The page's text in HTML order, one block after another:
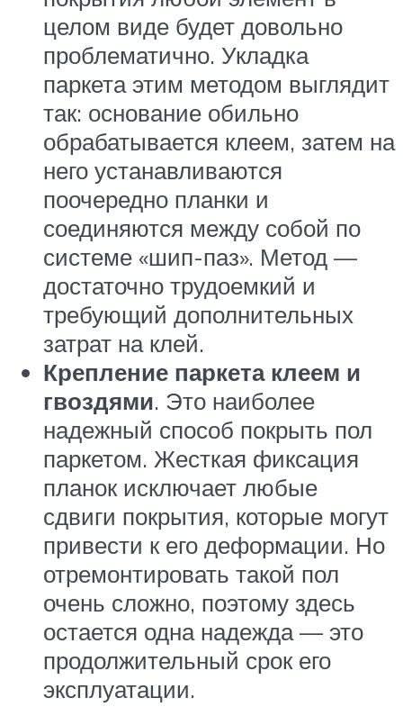
целом виде будет довольно
проблематично. Укладка
паркета этим методом выглядит
так: основание обильно
обрабатывается клеем, затем на
него устанавливаются
поочередно планки и
соединяются между собой по
системе «шип-паз». Метод —
достаточно трудоемкий и
требующий дополнительных
затрат на клей.
Крепление паркета клеем и
гвоздями. Это наиболее
надежный способ покрыть пол
паркетом. Жесткая фиксация
планок исключает любые
сдвиги покрытия, которые могут
привести к его деформации. Но
отремонтировать такой пол
очень сложно, поэтому здесь
остается одна надежда — это
продолжительный срок его
эксплуатации.